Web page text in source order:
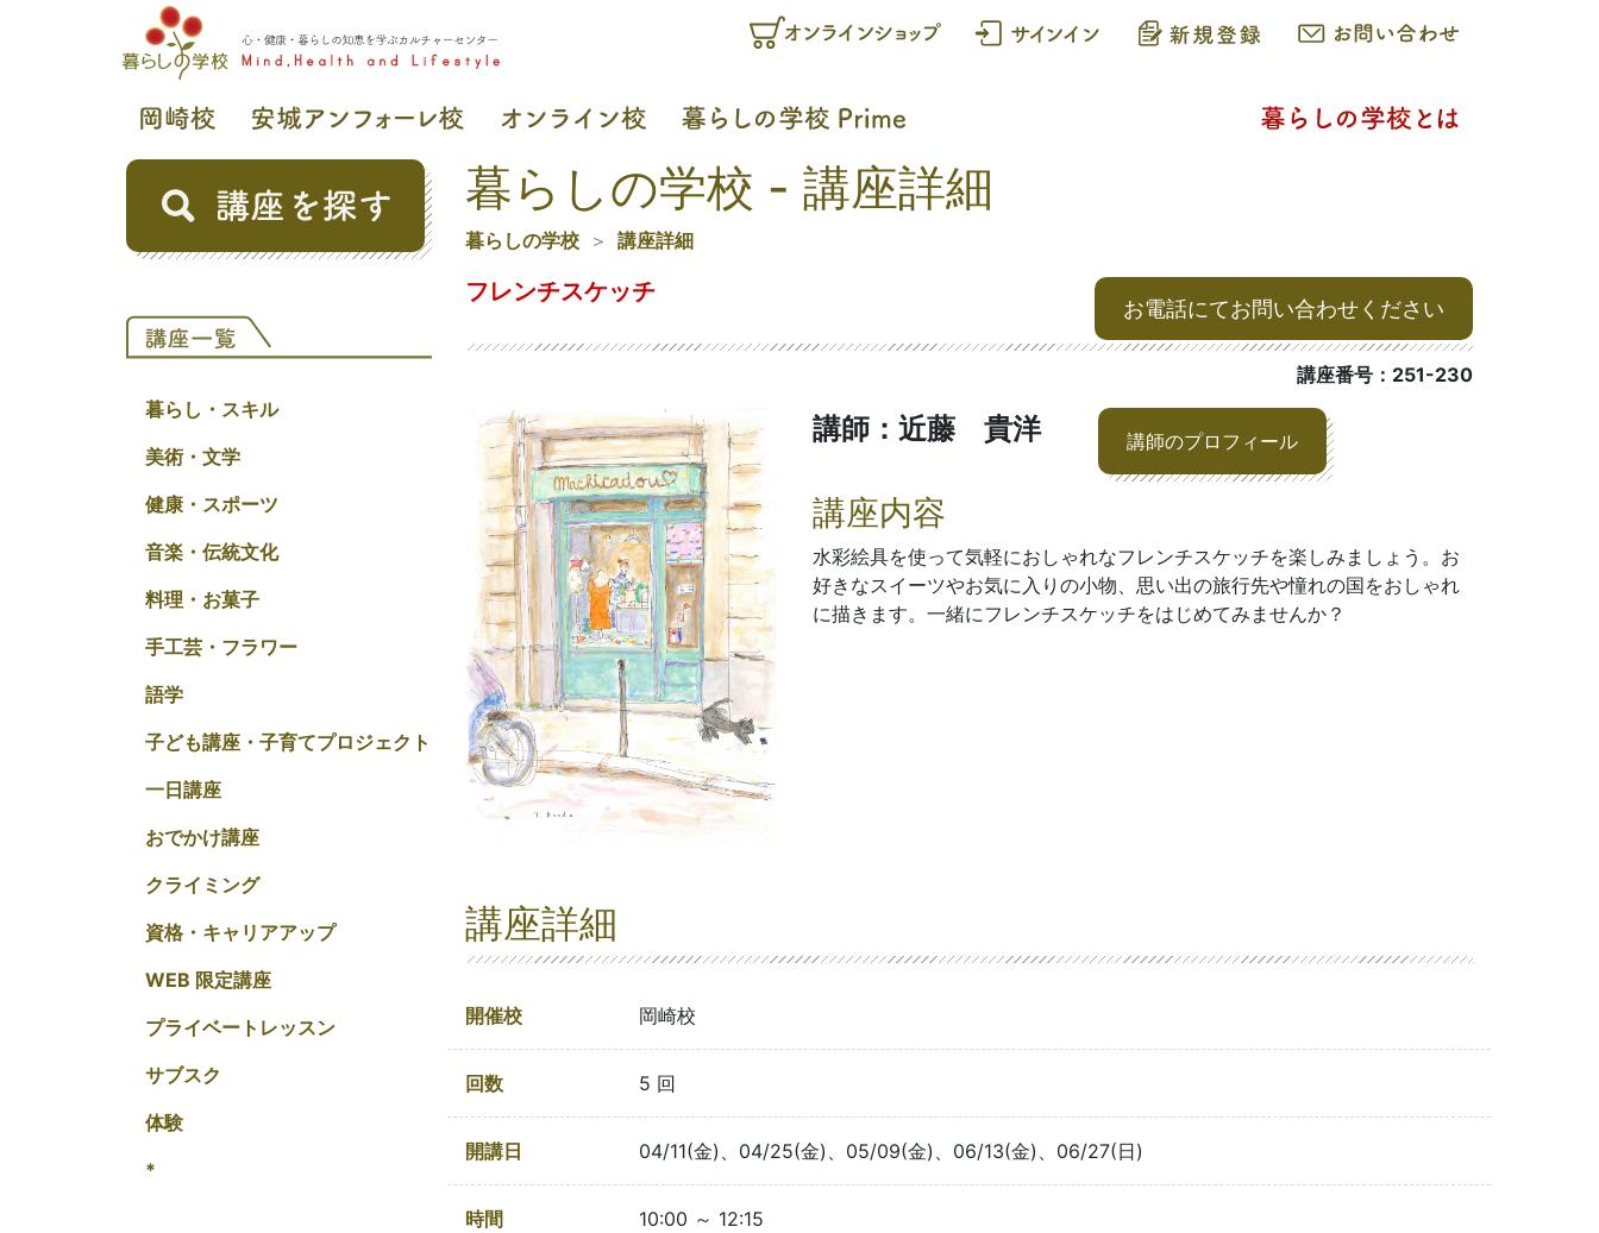
暮らし・スキル
美術・文学
健康・スポーツ
音楽・伝統文化
料理・お菓子
手工芸・フラワー
語学
子ども講座・子育てプロジェクト
一日講座
おでかけ講座
クライミング
資格・キャリアアップ
WEB 限定講座
プライベートレッスン
サブスク
体験
*
暮らしの学校 - 講座詳細
暮らしの学校 講座詳細
フレンチスケッチ
お電話にてお問い合わせください
講座番号：251-230
講師：近藤 貴洋 講師のプロフィール
講座内容
水彩絵具を使って気軽におしゃれなフレンチスケッチを楽しみましょう。お
好きなスイーツやお気に入りの小物、思い出の旅行先や憧れの国をおしゃれ
に描きます。一緒にフレンチスケッチをはじめてみませんか？
講座詳細
開催校 岡崎校
回数 5 回
開講日 04/11(金)、04/25(金)、05/09(金)、06/13(金)、06/27(日)
時間 10:00 ～ 12:15